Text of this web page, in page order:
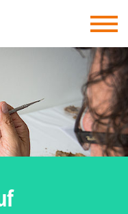
für Archäologie